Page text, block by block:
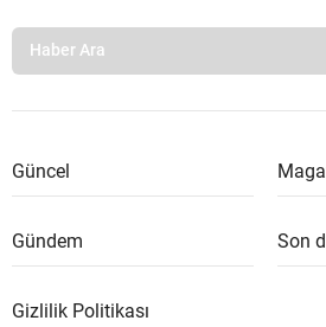
Güncel
Gündem Son
Gizlilik Politikası